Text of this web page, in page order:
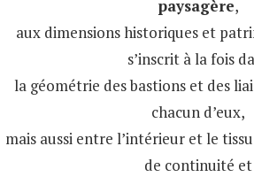
paysagère,
aux dimensions historiques et
s’inscrit à la fois
la géométrie des bastions et des
chacun d’eux,
mais aussi entre l’intérieur et le
de continuité et